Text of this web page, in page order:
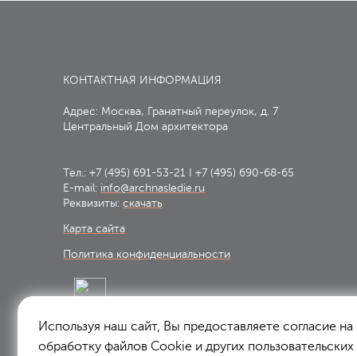
КОНТАКТНАЯ ИНФОРМАЦИЯ
Адрес: Москва, Гранатный переулок, д. 7
Центральный Дом архитектора
Тел.: +7 (495) 691-53-21
+7 (495) 690-68-65
E-mail: info@archnasledie.ru
Реквизиты: скачать
Карта сайта
Политика конфиденциальности
Подписаться на рассылку:
Используя наш сайт, Вы предоставляете согласие на
обработку файлов Сookie и других пользовательских